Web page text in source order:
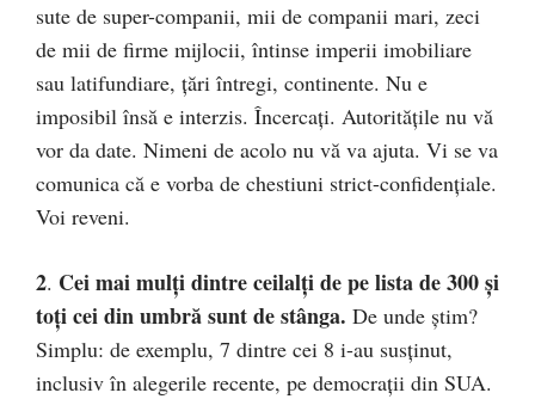
sute de super-companii, mii de companii mari, zeci
de mii de firme mijlocii, întinse imperii imobiliare
sau latifundiare, ţări întregi, continente. Nu e
imposibil însă e interzis. Încercaţi. Autorităţile nu vă
vor da date. Nimeni de acolo nu vă va ajuta. Vi se va
comunica că e vorba de chestiuni strict-confidenţiale.
Voi reveni.
2. Cei mai mulţi dintre ceilalţi de pe lista de 300 şi
toţi cei din umbră sunt de stânga. De unde ştim?
Simplu: de exemplu, 7 dintre cei 8 i-au susţinut,
inclusiv în alegerile recente, pe democraţii din SUA.